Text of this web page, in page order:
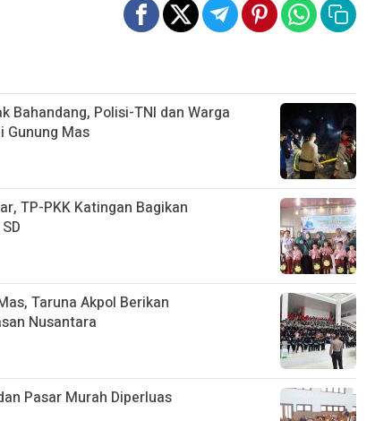
Bahandang, Polisi-TNI dan Warga
Gunung Mas
TP-PKK Katingan Bagikan
Taruna Akpol Berikan
Nusantara
Pasar Murah Diperluas